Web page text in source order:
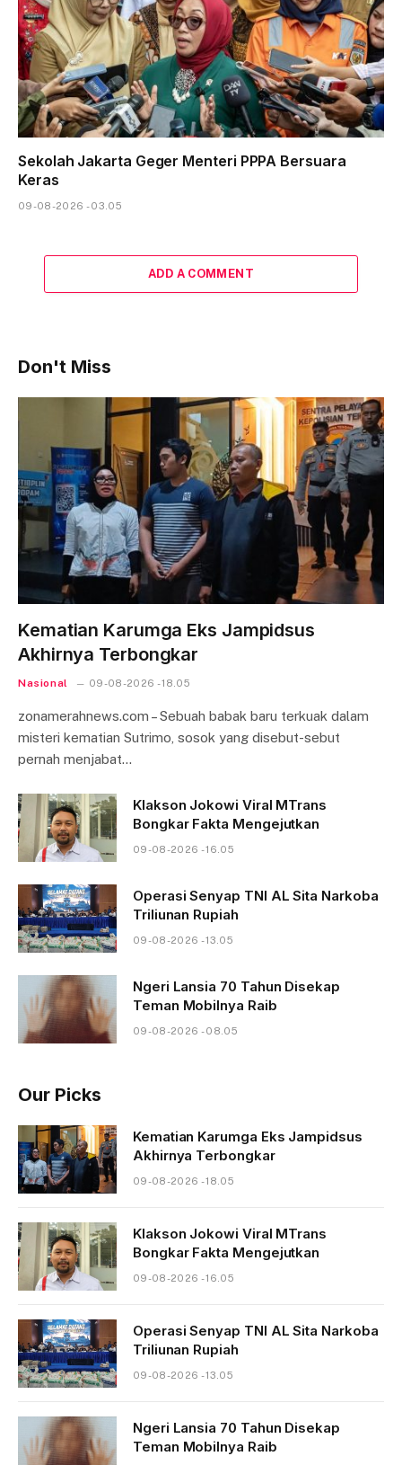
Sekolah Jakarta Geger Menteri PPPA Bersuara
Keras
09-08-2026 - 03.05
ADD A COMMENT
Don't Miss
Kematian Karumga Eks Jampidsus
Akhirnya Terbongkar
Nasional 09-08-2026 - 18.05
zonamerahnews.com – Sebuah babak baru terkuak dalam
misteri kematian Sutrimo, sosok yang disebut-sebut
pernah menjabat…
Klakson Jokowi Viral MTrans
Bongkar Fakta Mengejutkan
09-08-2026 - 16.05
Operasi Senyap TNI AL Sita Narkoba
Triliunan Rupiah
09-08-2026 - 13.05
Ngeri Lansia 70 Tahun Disekap
Teman Mobilnya Raib
09-08-2026 - 08.05
Our Picks
Kematian Karumga Eks Jampidsus
Akhirnya Terbongkar
09-08-2026 - 18.05
Klakson Jokowi Viral MTrans
Bongkar Fakta Mengejutkan
09-08-2026 - 16.05
Operasi Senyap TNI AL Sita Narkoba
Triliunan Rupiah
09-08-2026 - 13.05
Ngeri Lansia 70 Tahun Disekap
Teman Mobilnya Raib